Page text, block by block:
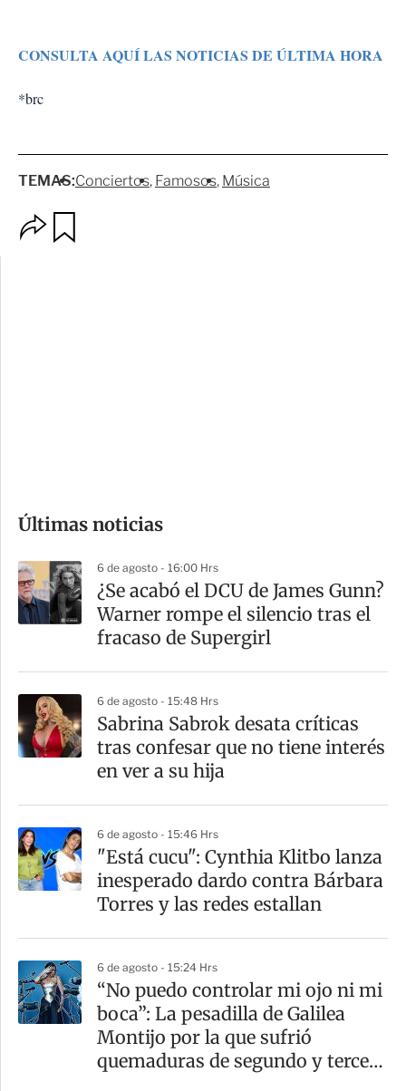
CONSULTA AQUÍ LAS NOTICIAS DE ÚLTIMA HORA
*brc
TEMAS:Conciertos Famosos Música
p
m
a
r
t
Últimas noticias
6 de agosto - 16:00 Hrs
¿Se acabó el DCU de James Gunn?
Warner rompe el silencio tras el
fracaso de Supergirl
6 de agosto - 15:48 Hrs
Sabrina Sabrok desata críticas
tras confesar que no tiene interés
en ver a su hija
6 de agosto - 15:46 Hrs
"Está cucu": Cynthia Klitbo lanza
inesperado dardo contra Bárbara
Torres y las redes estallan
6 de agosto - 15:24 Hrs
“No puedo controlar mi ojo ni mi
boca”: La pesadilla de Galilea
Montijo por la que sufrió
quemaduras de segundo y tercer